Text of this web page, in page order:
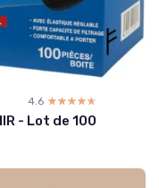
4.6 ☆☆☆☆☆
★★★★★
- Lot de 100